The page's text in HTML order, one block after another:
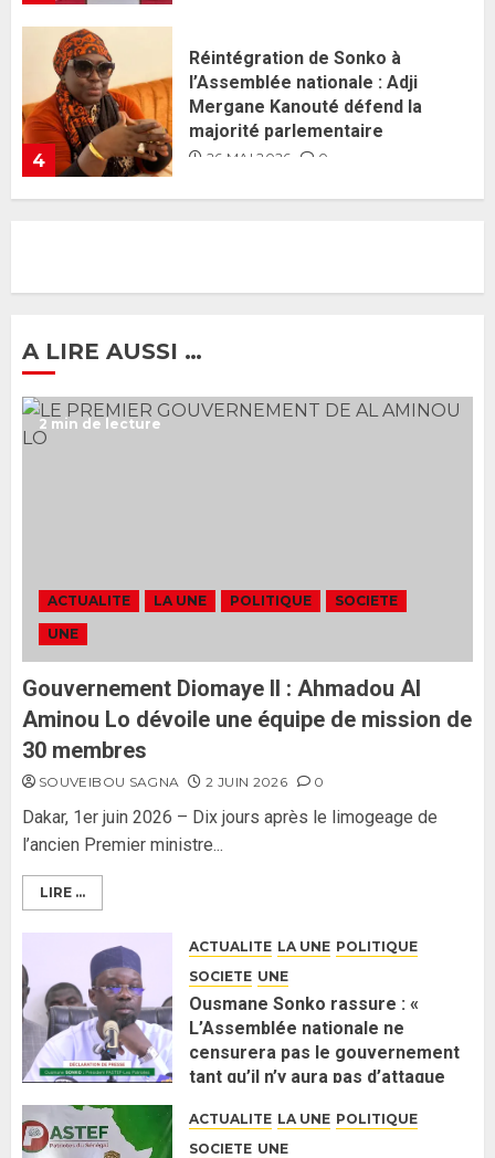
5
Guy Marius Sagna inquiet après la
nomination d’Al Aminou Lo : «
J’espère me tromper »
26 MAI 2026 0
Ousmane Sonko rassure : «
3
gouvernement : PASTEF pose
A LIRE AUSSI …
2 min de lecture
ACTUALITE LA UNE POLITIQUE
SOCIETE
UNE
Gouvernement Diomaye II : Ahmadou Al
Aminou Lo dévoile une équipe de mission de
30 membres
SOUVEIBOU SAGNA 2 JUIN 2026 0
Dakar, 1er juin 2026 – Dix jours après le limogeage de
l’ancien Premier ministre...
LIRE ...
ACTUALITE LA UNE POLITIQUE
SOCIETE UNE
Ousmane Sonko rassure : «
L’Assemblée nationale ne
censurera pas le gouvernement
tant qu’il n’y aura pas d’attaque
2 JUIN 2026 0
ACTUALITE LA UNE POLITIQUE
SOCIETE UNE